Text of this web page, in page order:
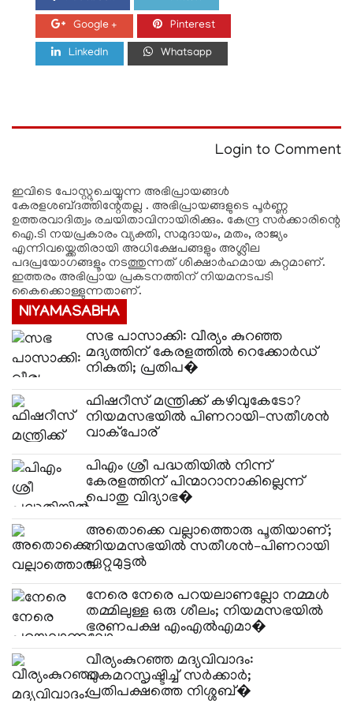
Google + Pinterest
LinkedIn Whatsapp
Login to Comment
ഇവിടെ പോസ്റ്റുചെയ്യുന്ന അഭിപ്രായങ്ങള്‍
കേരളശബ്‌ദത്തിന്റേതല്ല . അഭിപ്രായങ്ങളുടെ പൂര്‍ണ്ണ
ഉത്തരവാദിത്വം രചയിതാവിനായിരിക്കും. കേന്ദ്ര സർക്കാരിന്റെ
ഐ.ടി നയപ്രകാരം വ്യക്തി, സമുദായം, മതം, രാജ്യം
എന്നിവയ്ക്കെതിരായി അധിക്ഷേപങ്ങളും അശ്ലീല
പദപ്രയോഗങ്ങളൂം നടത്തുന്നത് ശിക്ഷാര്‍ഹമായ കുറ്റമാണ്.
ഇത്തരം അഭിപ്രായ പ്രകടനത്തിന് നിയമനടപടി
കൈക്കൊള്ളുന്നതാണ്.
NIYAMASABHA
​സഭ പാസാക്കി: വീര്യം കുറഞ്ഞ
മദ്യത്തിന് കേരളത്തിൽ റെക്കോർഡ്
നികുതി; പ്രതിപ�
ഫിഷറീസ് മന്ത്രിക്ക് കഴിവുകേടോ?
നിയമസഭയിൽ പിണറായി–സതീശൻ
വാക്‌പോര്
പിഎം ശ്രീ പദ്ധതിയിൽ നിന്ന്
കേരളത്തിന് പിന്മാറാനാകില്ലെന്ന്
പൊതു വിദ്യാഭ�
അതൊക്കെ വല്ലാത്തൊരു പൂതിയാണ്;
നിയമസഭയിൽ സതീശൻ–പിണറായി
ഏറ്റുമുട്ടൽ
നേരെ നേരെ പറയലാണല്ലോ നമ്മൾ
തമ്മിലുള്ള ഒരു ശീലം; നിയമസഭയിൽ
ഭരണപക്ഷ എംഎൽഎമാ�
വീര്യംകുറഞ്ഞ മദ്യവിവാദം:
പുകമറസൃഷ്ടിച്ച് സർക്കാർ;
പ്രതിപക്ഷത്തെ നിശ്ശബ്�